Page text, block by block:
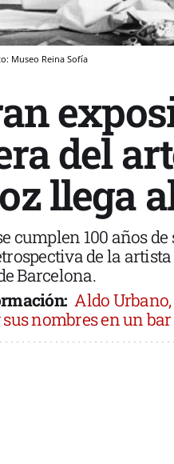
Museo Reina Sofía
del
llega
cumplen 100 años
de la
Barcelona.
Aldo
nombres en un bar